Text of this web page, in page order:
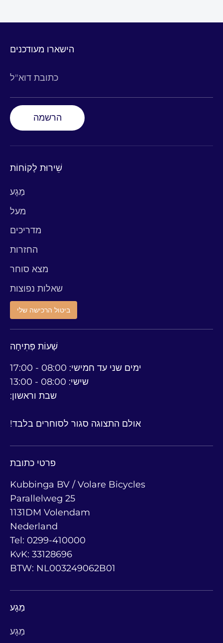
הישארו מעודכנים
כתובת דוא"ל
הרשמה
שֵׁירוּת לָקוֹחוֹת
מַגָע
מעל
מדריכים
החזרות
מצא סוחר
שאלות נפוצות
ביטול הרכישה שלי
שְׁעוֹת פְּתִיחָה
ימים שני עד חמישי: 08:00 - 17:00
שישי: 08:00 - 13:00
שבת וראשון:
אולם התצוגה סגור לסוחרים בלבד!
פרטי כתובת
Kubbinga BV / Volare Bicycles
Parallelweg 25
1131DM Volendam
Nederland
Tel: 0299-410000
KvK: 33128696
BTW: NL003249062B01
מַגָע
מַגָע